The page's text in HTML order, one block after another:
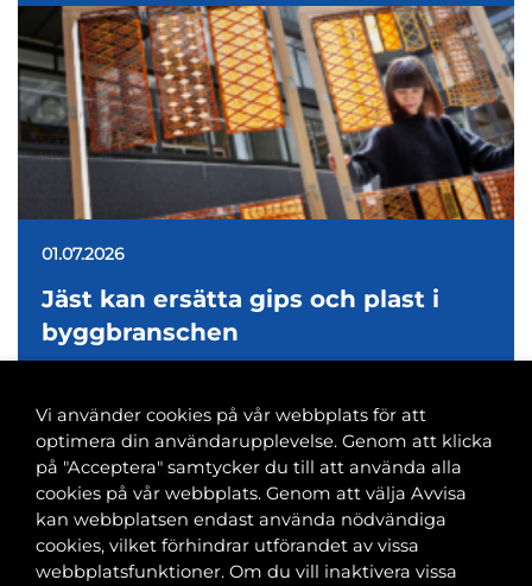
01.07.2026
Jäst kan ersätta gips och plast i
byggbranschen
Banvaktsgatan 2A, 00520 Helsingfors
040 585 2586
kansli@tfif.fi
Vi använder cookies på vår webbplats för att
optimera din användarupplevelse. Genom att klicka
på "Acceptera" samtycker du till att använda alla
cookies på vår webbplats. Genom att välja Avvisa
kan webbplatsen endast använda nödvändiga
cookies, vilket förhindrar utförandet av vissa
webbplatsfunktioner. Om du vill inaktivera vissa